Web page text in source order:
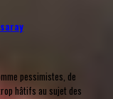
pessimistes, de
hâtifs au sujet des